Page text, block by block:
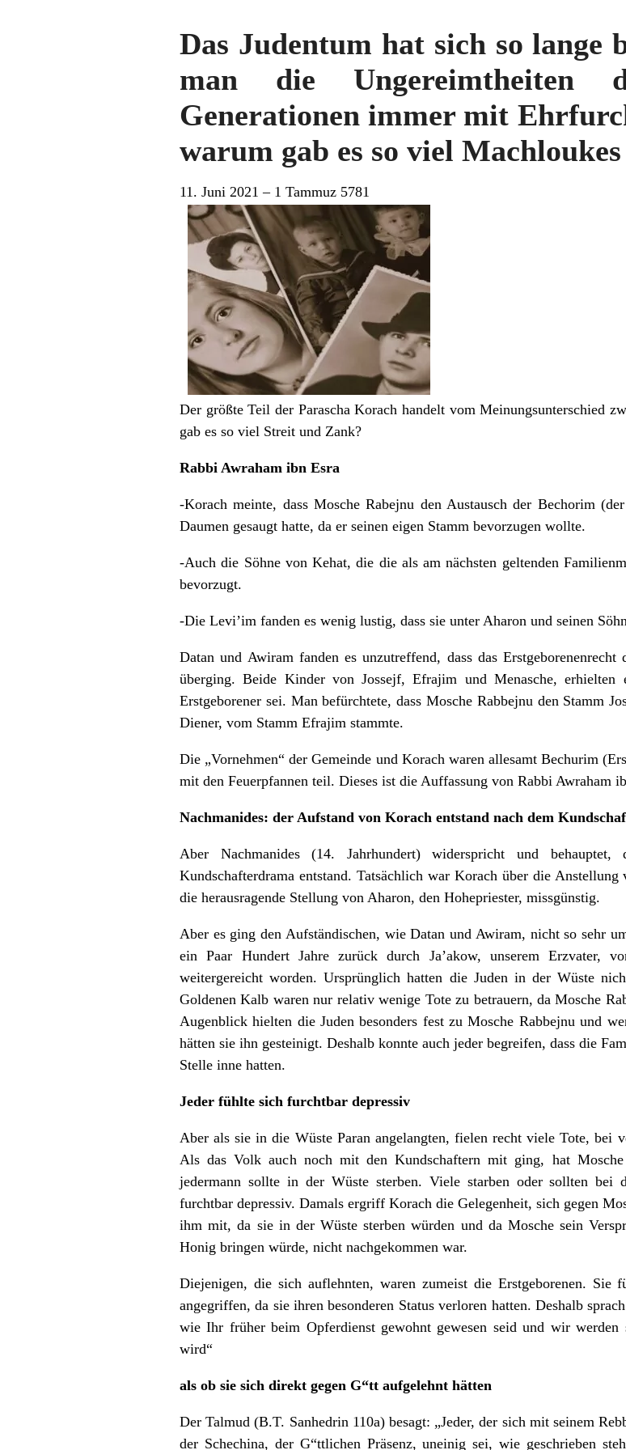
Das Judentum hat sich so lange
man die Ungereimtheiten
Generationen immer mit
warum gab es so viel
11. Juni 2021 – 1 Tammuz 5781
Der größte Teil der Parascha Korach handelt vom Meinungsunterschied
gab es so viel Streit und Zank?
Rabbi Awraham ibn Esra
-Korach meinte, dass Mosche Rabejnu den Austausch der Bechorim
Daumen gesaugt hatte, da er seinen eigen Stamm bevorzugen wollte.
-Auch die Söhne von Kehat, die die als am nächsten geltenden
bevorzugt.
-Die Levi’im fanden es wenig lustig, dass sie unter Aharon und seinen
Datan und Awiram fanden es unzutreffend, dass das
überging. Beide Kinder von Jossejf, Efrajim und Menasche,
Erstgeborener sei. Man befürchtete, dass Mosche Rabbejnu den Stamm
Diener, vom Stamm Efrajim stammte.
Die „Vornehmen“ der Gemeinde und Korach waren allesamt Bechurim
mit den Feuerpfannen teil. Dieses ist die Auffassung von Rabbi Awraham
Nachmanides: der Aufstand von Korach entstand nach dem
Aber Nachmanides (14. Jahrhundert) widerspricht und
Kundschafterdrama entstand. Tatsächlich war Korach über die
die herausragende Stellung von Aharon, den Hohepriester, missgünstig.
Aber es ging den Aufständischen, wie Datan und Awiram, nicht so sehr
ein Paar Hundert Jahre zurück durch Ja’akow, unserem Erzvater,
weitergereicht worden. Ursprünglich hatten die Juden in der Wüste
Goldenen Kalb waren nur relativ wenige Tote zu betrauern, da Mosche
Augenblick hielten die Juden besonders fest zu Mosche Rabbejnu und
hätten sie ihn gesteinigt. Deshalb konnte auch jeder begreifen, dass die
Stelle inne hatten.
Jeder fühlte sich furchtbar depressiv
Aber als sie in die Wüste Paran angelangten, fielen recht viele Tote, bei
Als das Volk auch noch mit den Kundschaftern mit ging, hat
jedermann sollte in der Wüste sterben. Viele starben oder sollten bei
furchtbar depressiv. Damals ergriff Korach die Gelegenheit, sich gegen
ihm mit, da sie in der Wüste sterben würden und da Mosche sein
Honig bringen würde, nicht nachgekommen war.
Diejenigen, die sich auflehnten, waren zumeist die Erstgeborenen.
angegriffen, da sie ihren besonderen Status verloren hatten. Deshalb
wie Ihr früher beim Opferdienst gewohnt gewesen seid und wir werden
wird“
als ob sie sich direkt gegen G“tt aufgelehnt hätten
Der Talmud (B.T. Sanhedrin 110a) besagt: „Jeder, der sich mit seinem
der Schechina, der G“ttlichen Präsenz, uneinig sei, wie geschrieben